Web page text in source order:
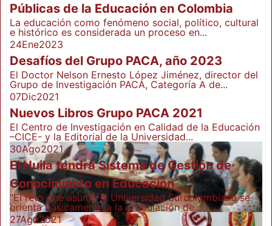
Públicas de la Educación en Colombia
La educación como fenómeno social, político, cultural
e histórico es considerada un proceso en...
24Ene2023
Desafíos del Grupo PACA, año 2023
El Doctor Nelson Ernesto López Jiménez, director del
Grupo de Investigación PACA, Categoría A de...
07Dic2021
Nuevos Libros Grupo PACA 2021
El Centro de Investigación en Calidad de la Educación
–CICE- y la Editorial de la Universidad...
30Ago2021
El Huila tendrá Sistema de Gestión de
Conocimiento en Educación
"El reto que asume la Universidad Surcolombiana se
orienta básicamente a la articulación de...
27Ago2021